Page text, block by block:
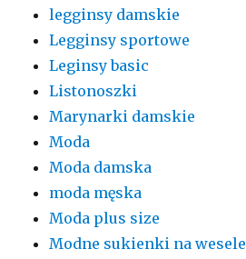
legginsy damskie
Legginsy sportowe
Leginsy basic
Listonoszki
Marynarki damskie
Moda
Moda damska
moda męska
Moda plus size
Modne sukienki na wesele